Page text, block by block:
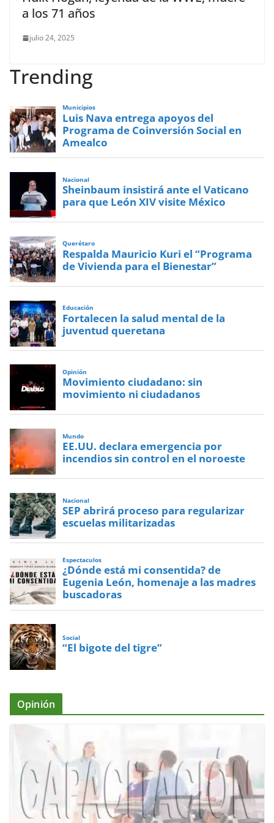
a los 71 años
julio 24, 2025
Trending
Municipios
Luis Nava entrega apoyos del
Programa de Coinversión Social en
Amealco
Nacional
Sheinbaum insistirá ante el Vaticano
para que León XIV visite México
Querétaro
Respalda Mauricio Kuri el “Programa
de Vivienda para el Bienestar”
Educación
Fortalecen la salud mental de la
juventud queretana
Opinión
Movimiento ciudadano: sin
movimiento ni ciudadanos
Mundo
EE.UU. declara emergencia por
incendios sin control en el noroeste
Nacional
SEP abrirá proceso para regularizar
escuelas militarizadas
Espectaculos
¿Dónde está mi consentida? de
Eugenia León, homenaje a las madres
buscadoras
Social
“El bigote del tigre”
Opinión